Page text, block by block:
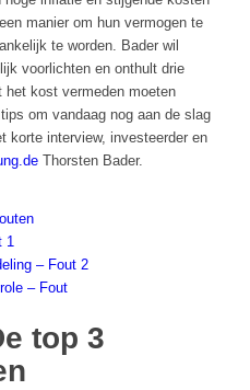
manier om hun vermogen te
te worden. Bader wil
voorlichten en onthult drie
kost vermeden moeten
om vandaag nog aan de slag
korte interview, investeerder en
Thorsten Bader.
1
– Fout 2
– Fout
top 3